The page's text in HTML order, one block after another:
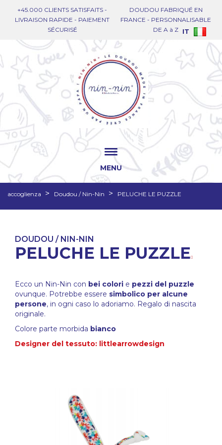
+45.000 CLIENTS SATISFAITS -
LIVRAISON RAPIDE - PAIEMENT
SÉCURISÉ
DOUDOU FABRIQUÉ EN
FRANCE - PERSONNALISABLE
DE A à Z IT
MENU
accoglienza Doudou / Nin-Nin PELUCHE LE PUZZLE
DOUDOU / NIN-NIN
PELUCHE LE PUZZLE
Ecco un Nin-Nin con bei colori e pezzi del puzzle
ovunque. Potrebbe essere simbolico per alcune
persone, in ogni caso lo adoriamo. Regalo di nascita
originale.
Colore parte morbida bianco
Designer del tessuto: littlearrowdesign